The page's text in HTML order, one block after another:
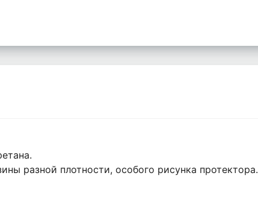
разной плотности, особого рисунка протектора.